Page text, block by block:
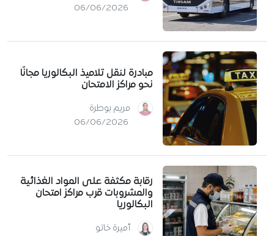
06/06/2026
مبادرة لنقل تلاميذ البكالوريا مجانًا
نحو مراكز الامتحان
مريم بوطرة
06/06/2026
رقابة مكثفة على المواد الغذائية
والمشروبات قرب مراكز امتحان
البكالوريا
أميرة خاتو